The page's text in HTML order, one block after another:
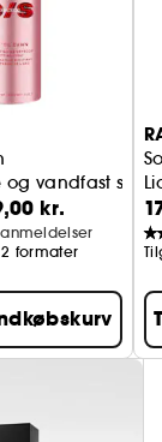
og vandfast
kr.
anmeldelser
formater